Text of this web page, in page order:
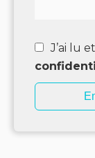
J’ai lu